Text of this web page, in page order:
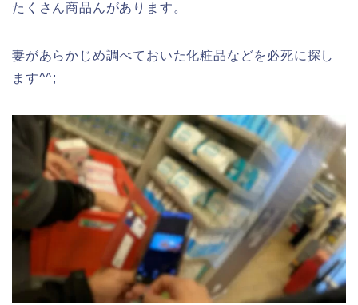
たくさん商品んがあります。
妻があらかじめ調べておいた化粧品などを必死に探し
ます^^;